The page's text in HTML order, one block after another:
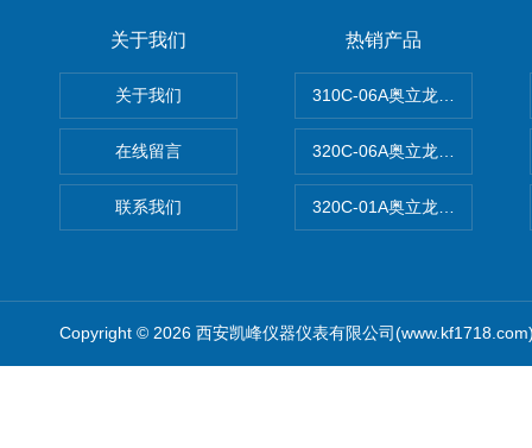
关于我们
关于我们
在线留言
联系我们
热销产品
310C-06A奥立龙实验室台式
320C-06A奥立龙实验室便携
320C-01A奥立龙实验室便携
Copyright © 2026 西安凯峰仪器仪表有限公司